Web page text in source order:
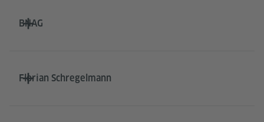
BNAG
Florian Schregelmann